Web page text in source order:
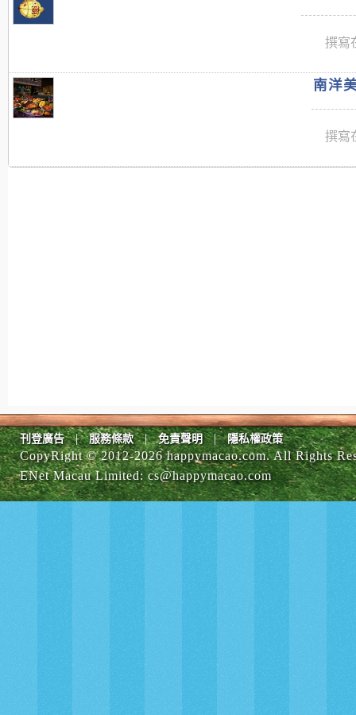
撰寫
南洋
撰寫
刊登廣告 | 服務條款 | 免責聲明 | 隱私權政策
CopyRight © 2012-2026 happymacao.com. All Rights
ENet Macau Limited:cs@happymacao.com